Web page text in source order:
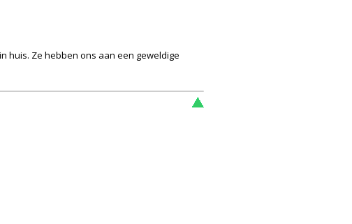
huis. Ze hebben ons aan een geweldige